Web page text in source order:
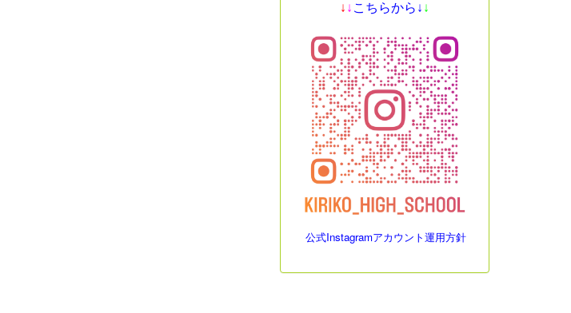
↓ ↓ こちらから↓ ↓
公式Instagramアカウント運用方針